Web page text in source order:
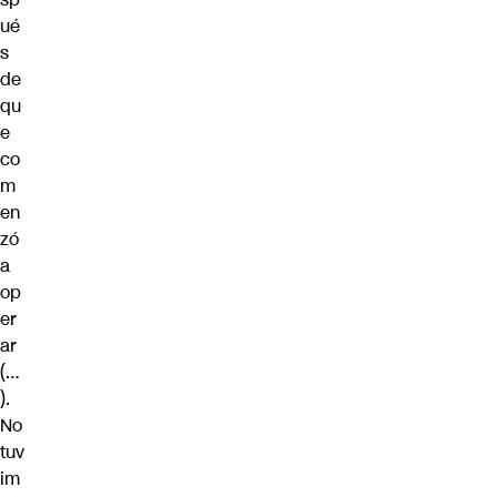
ué
s
de
qu
e
co
m
en
zó
a
op
er
ar
(…
).
No
tuv
im